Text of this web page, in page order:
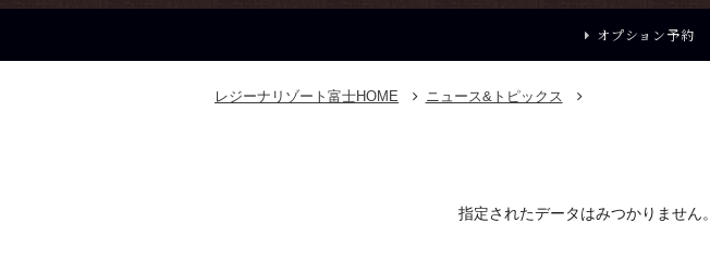
オプション予約
レジーナリゾート富士HOME ニュース&トピックス
指定されたデータはみつかりません。